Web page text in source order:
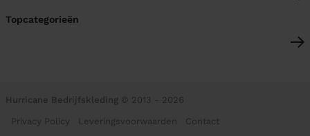
Topcategorieën
Hurricane Bedrijfskleding © 2013 - 2026
Privacy Policy Leveringsvoorwaarden Contact